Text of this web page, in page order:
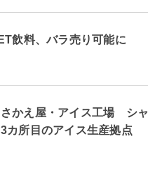
飲料、バラ売り可能に
かえ屋・アイス工場 シャ
3カ所目のアイス生産拠点